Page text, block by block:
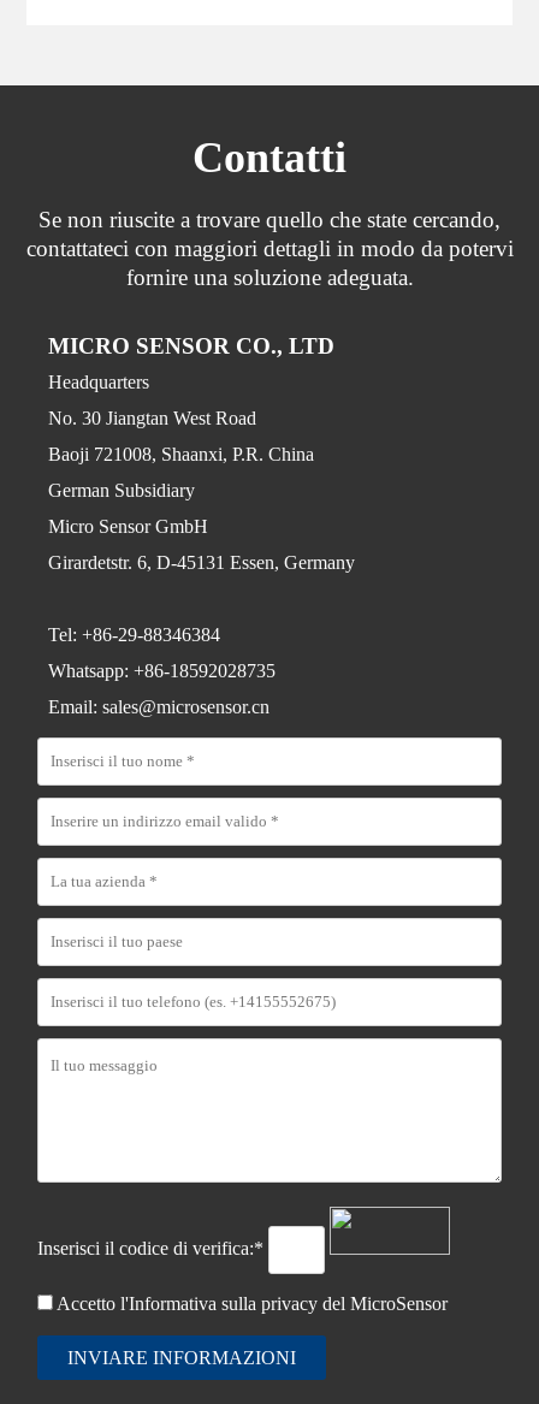
Contatti
Se non riuscite a trovare quello che state cercando,
contattateci con maggiori dettagli in modo da potervi
fornire una soluzione adeguata.
MICRO SENSOR CO., LTD
Headquarters
No. 30 Jiangtan West Road
Baoji 721008, Shaanxi, P.R. China
German Subsidiary
Micro Sensor GmbH
Girardetstr. 6, D-45131 Essen, Germany
Tel: +86-29-88346384
Whatsapp: +86-18592028735
Email: sales@microsensor.cn
Inserisci il codice di verifica:*
Accetto l'Informativa sullaprivacy del MicroSensor
INVIARE INFORMAZIONI